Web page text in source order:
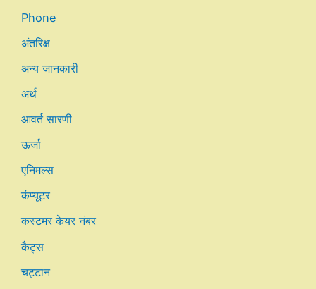
Phone
अंतरिक्ष
अन्य जानकारी
अर्थ
आवर्त सारणी
ऊर्जा
एनिमल्स
कंप्यूटर
कस्टमर केयर नंबर
कैट्स
चट्टान